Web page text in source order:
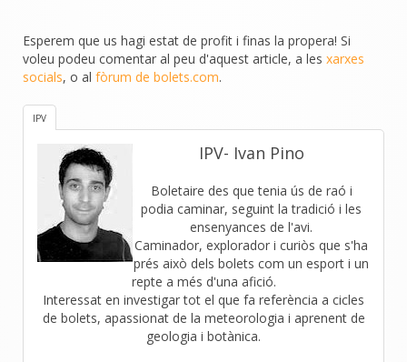
Esperem que us hagi estat de profit i finas la propera! Si
voleu podeu comentar al peu d'aquest article, a les xarxes
socials, o al fòrum de bolets.com.
IPV
IPV- Ivan Pino
Boletaire des que tenia ús de raó i
podia caminar, seguint la tradició i les
ensenyances de l'avi.
Caminador, explorador i curiòs que s'ha
prés això dels bolets com un esport i un
repte a més d'una afició.
Interessat en investigar tot el que fa referència a cicles
de bolets, apassionat de la meteorologia i aprenent de
geologia i botànica.